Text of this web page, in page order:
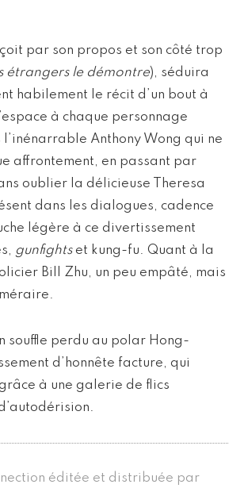
par son propos et son côté trop
étrangers le démontre), séduira
habilement le récit d’un bout à
à chaque personnage
Anthony Wong qui ne
affrontement, en passant par
oublier la délicieuse Theresa
dans les dialogues, cadence
légère à ce divertissement
gunfightset kung-fu. Quant à la
Bill Zhu, un peu empâté, mais
souffle perdu au polar Hong-
d’honnête facture, qui
à une galerie de flics
éditée et distribuée par